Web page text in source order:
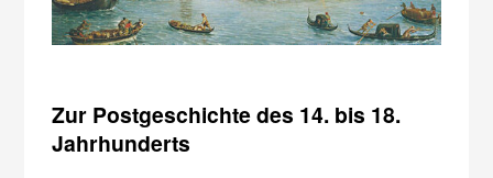
Zur Postgeschichte des 14. bis 18.
Jahrhunderts